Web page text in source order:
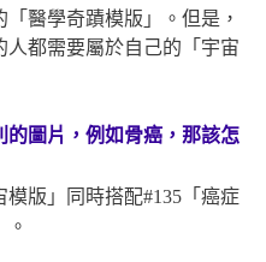
「醫學奇蹟模版」。但是，
都需要屬於自己的「宇宙
的圖片，例如骨癌，那該怎
版」同時搭配#135「癌症
。